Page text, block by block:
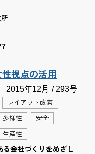
視点の活用
2015年12月 / 293号
レイアウト改善
多様性 安全
生産性
る会社づくりをめざし